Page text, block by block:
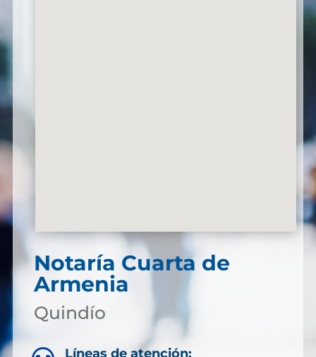
Notaría Cuarta de
Armenia
Quindío
Líneas de atención: